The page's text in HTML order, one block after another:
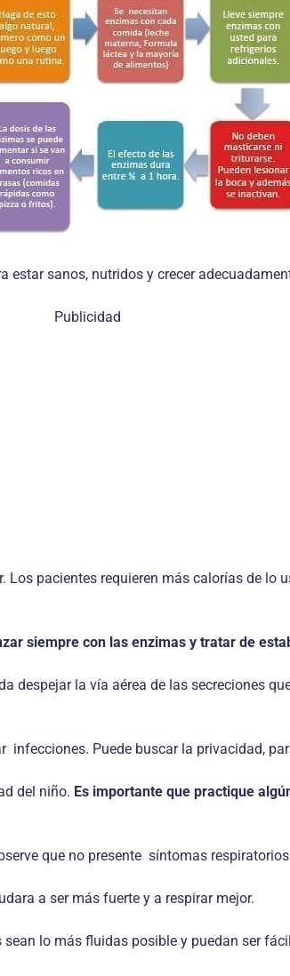
estar sanos, nutridos y crecer
Publicidad
pacientes requieren más calorías de lo
siempre con las enzimas y tratar de
despejar la vía aérea de las secreciones
infecciones. Puede buscar la privacidad,
del niño. Es importante que practique
que no presente síntomas
a ser más fuerte y a respirar mejor.
lo más fluidas posible y puedan ser